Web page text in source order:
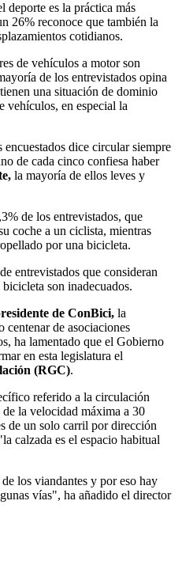
deporte es la práctica más
26% reconoce que también la
cotidianos.
de vehículos a motor son
de los entrevistados opina
una situación de dominio
vehículos, en especial la
dice circular siempre
de cada cinco confiesa haber
la mayoría de ellos leves y
de los entrevistados, que
coche a un ciclista, mientras
por una bicicleta.
entrevistados que consideran
son inadecuados.
de ConBici, la
centenar de asociaciones
ha lamentado que el Gobierno
en esta legislatura el
(RGC).
referido a la circulación
la velocidad máxima a 30
de un solo carril por dirección
calzada es el espacio habitual
los viandantes y por eso hay
vías", ha añadido el director